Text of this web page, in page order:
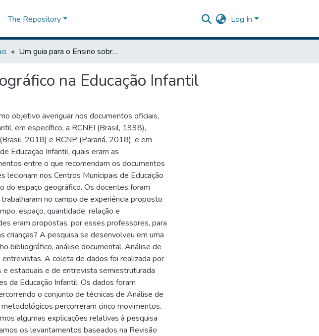
The Repository Log In
Um guia para o Ensino sobre o espaço geográfico na Educação Infantil
na Educação Infantil
objetivo averiguar nos documentos oficiais,
em específico, a RCNEI (Brasil, 1998),
2018) e RCNP (Paraná, 2018), e em
Educação Infantil, quais eram as
entre o que recomendam os documentos
nos Centros Municipais de Educação
do espaço geográfico. Os docentes foram
no campo de experiência proposto
espaço, quantidade, relação e
eram propostas, por esses professores, para
crianças? A pesquisa se desenvolveu em uma
bibliográfico, análise documental, Análise de
A coleta de dados foi realizada por
estaduais e de entrevista semiestruturada
da Educação Infantil. Os dados foram
o conjunto de técnicas de Análise de
percorreram cinco movimentos.
algumas explicações relativas à pesquisa
os levantamentos baseados na Revisão